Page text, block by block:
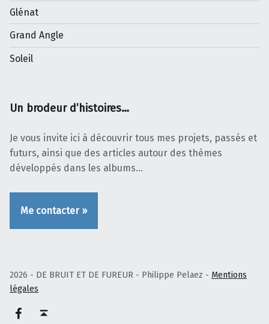
Glénat
Grand Angle
Soleil
Un brodeur d’histoires…
Je vous invite ici à découvrir tous mes projets, passés et
futurs, ainsi que des articles autour des thèmes
développés dans les albums…
Me contacter »
2026 - DE BRUIT ET DE FUREUR - Philippe Pelaez - Mentions
légales
Facebook – Philippe Pelaez